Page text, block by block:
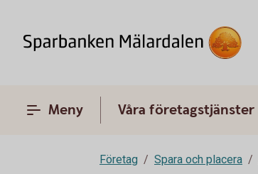
Meny Våra företagstjänster
Företag Spara och placera